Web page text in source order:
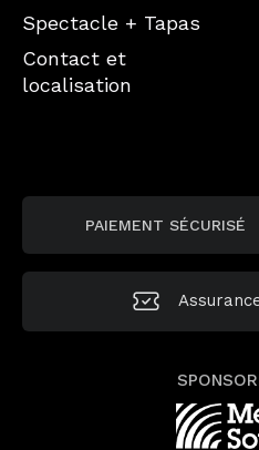
Spectacle + Tapas
Contact et
localisation
PAIEMENT SÉCURISÉ